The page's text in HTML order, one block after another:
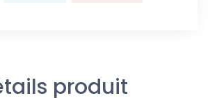
produit